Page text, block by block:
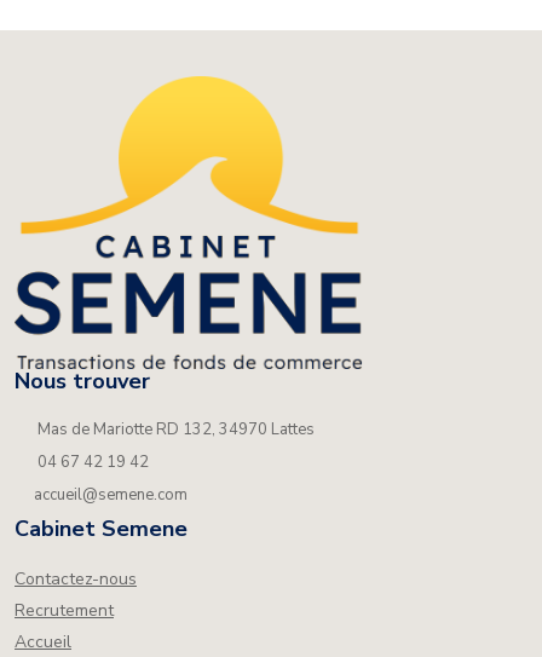
Nous trouver
Mas de Mariotte RD 132, 34970 Lattes
04 67 42 19 42
accueil@semene.com
Cabinet Semene
Contactez-nous
Recrutement
Accueil